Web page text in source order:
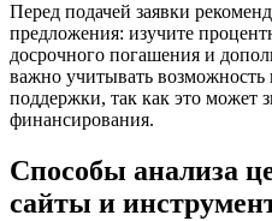
Перед подачей заявки
предложения: изучите
досрочного погашения и
важно учитывать возможность
поддержки, так как это может
финансирования.
Способы анализа
сайты и